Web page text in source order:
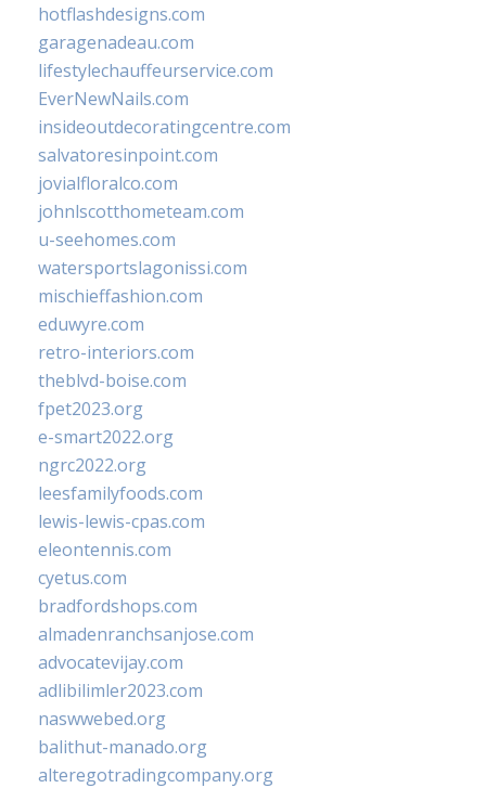
hotflashdesigns.com
garagenadeau.com
lifestylechauffeurservice.com
EverNewNails.com
insideoutdecoratingcentre.com
salvatoresinpoint.com
jovialfloralco.com
johnlscotthometeam.com
u-seehomes.com
watersportslagonissi.com
mischieffashion.com
eduwyre.com
retro-interiors.com
theblvd-boise.com
fpet2023.org
e-smart2022.org
ngrc2022.org
leesfamilyfoods.com
lewis-lewis-cpas.com
eleontennis.com
cyetus.com
bradfordshops.com
almadenranchsanjose.com
advocatevijay.com
adlibilimler2023.com
naswwebed.org
balithut-manado.org
alteregotradingcompany.org